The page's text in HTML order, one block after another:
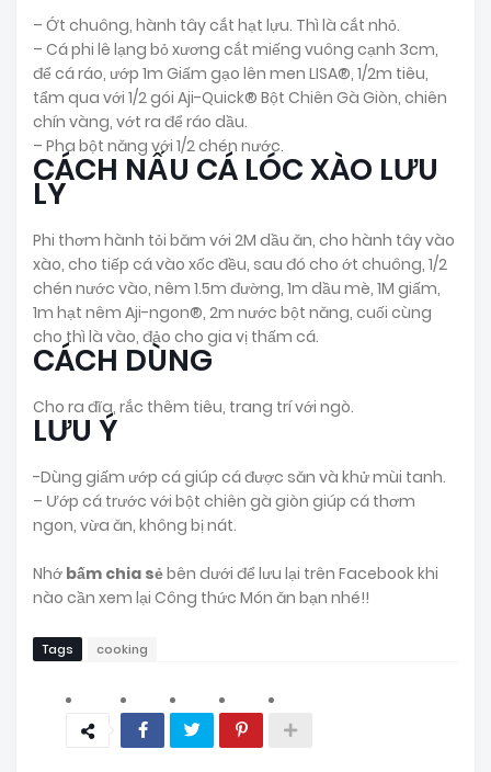
– Ớt chuông, hành tây cắt hạt lựu. Thì là cắt nhỏ.
– Cá phi lê lạng bỏ xương cắt miếng vuông cạnh 3cm,
để cá ráo, ướp 1m Giấm gạo lên men LISA®, 1/2m tiêu,
tẩm qua với 1/2 gói Aji-Quick® Bột Chiên Gà Giòn, chiên
chín vàng, vớt ra để ráo dầu.
– Pha bột năng với 1/2 chén nước.
CÁCH NẤU CÁ LÓC XÀO LƯU
LY
Phi thơm hành tỏi băm với 2M dầu ăn, cho hành tây vào
xào, cho tiếp cá vào xốc đều, sau đó cho ớt chuông, 1/2
chén nước vào, nêm 1.5m đường, 1m dầu mè, 1M giấm,
1m hạt nêm Aji-ngon®, 2m nước bột năng, cuối cùng
cho thì là vào, đảo cho gia vị thấm cá.
CÁCH DÙNG
Cho ra đĩa, rắc thêm tiêu, trang trí với ngò.
LƯU Ý
-Dùng giấm ướp cá giúp cá được săn và khử mùi tanh.
– Ướp cá trước với bột chiên gà giòn giúp cá thơm
ngon, vừa ăn, không bị nát.
Nhớ bấm chia sẻbên dưới để lưu lại trên Facebook khi
nào cần xem lại Công thức Món ăn bạn nhé!!
Tags cooking